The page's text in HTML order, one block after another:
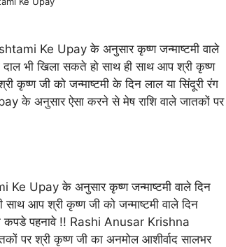
Ke Upay के अनुसार कृष्ण जन्माष्टमी वाले
भी खिला सकते हो साथ ही साथ आप श्री कृष्ण
कृष्ण जी को जन्माष्टमी के दिन लाल या सिंदूरी रंग
अनुसार ऐसा करने से मेष राशि वाले जातकों पर
Upay के अनुसार कृष्ण जन्माष्टमी वाले दिन
आप श्री कृष्ण जी को जन्माष्टमी वाले दिन
कपडे पहनावे !! Rashi Anusar Krishna
पर श्री कृष्ण जी का अनमोल आशीर्वाद सालभर